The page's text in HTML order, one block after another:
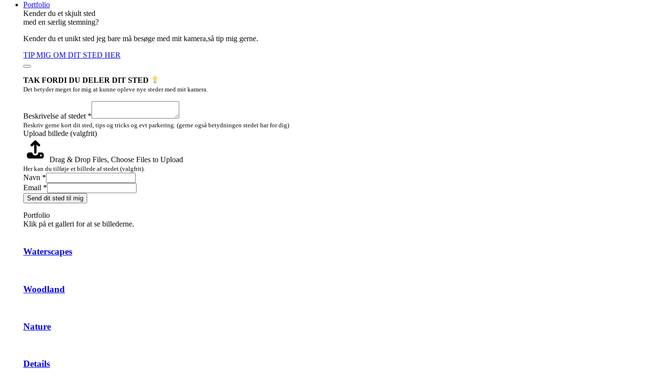
Portfolio
Kender du et skjult sted
med en særlig stemning?
Kender du et unikt sted jeg bare må besøge med mit kamera,så tip mig gerne.
TIP MIG OM DIT STED HER
TAK FORDI DU DELER DIT STED
Det betyder meget for mig at kunne opleve nye steder med mit kamera.
Upload
af
Beskrivelse af stedet *
Beskriv gerne kort dit sted, tips og tricks og evt parkering. (gerne også betydningen stedet har for dig)
Upload billede (valgfrit)
Drag & Drop Files, Choose Files to Upload
Her kan du tilføje et billede af stedet (valgfrit).
Navn *
Email *
Send dit sted til mig
Portfolio
Klik på et galleri for at se billederne.
Waterscapes
Woodland
Nature
Details